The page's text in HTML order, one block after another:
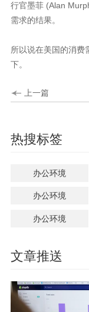
行官墨菲(Alan
需求的结果。
所以说在美国的消费
下。
上一篇
热搜标签
办公环境
办公环境
办公环境
文章推送